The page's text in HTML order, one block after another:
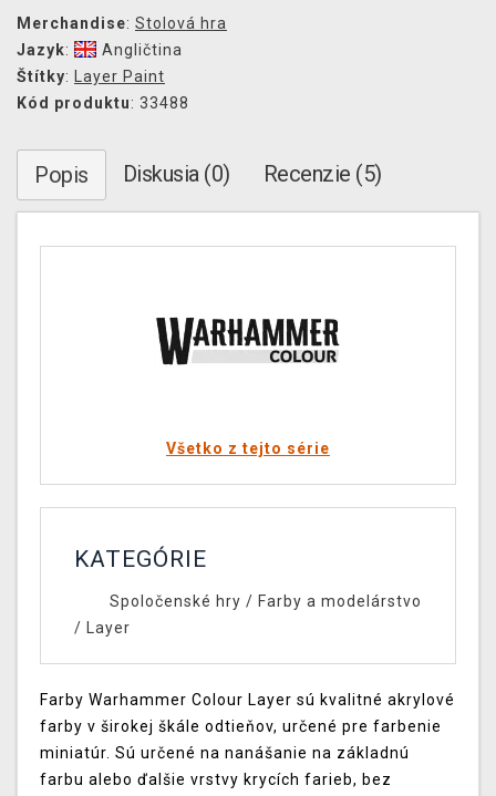
Merchandise: Stolová hra
Jazyk:
Angličtina
Štítky: Layer Paint
Kód produktu: 33488
Popis Diskusia (0) Recenzie (5)
Všetko z tejto série
KATEGÓRIE
Spoločenské hry / Farby a modelárstvo
/ Layer
Farby Warhammer Colour Layer sú kvalitné akrylové
farby v širokej škále odtieňov, určené pre farbenie
miniatúr. Sú určené na nanášanie na základnú
farbu alebo ďalšie vrstvy krycích farieb, bez